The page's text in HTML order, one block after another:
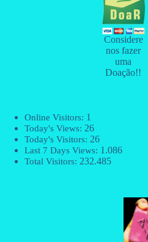
Considere
nos fazer
uma
Doação!!
Online Visitors: 1
Today's Views: 26
Today's Visitors: 26
Last 7 Days Views: 1.086
Total Visitors: 232.485